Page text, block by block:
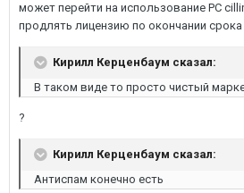
может перейти на использование PC
продлять лицензию по окончании срока
Кирилл Керценбаум сказал:
В таком виде то просто чистый
?
Кирилл Керценбаум сказал:
Антиспам конечно есть